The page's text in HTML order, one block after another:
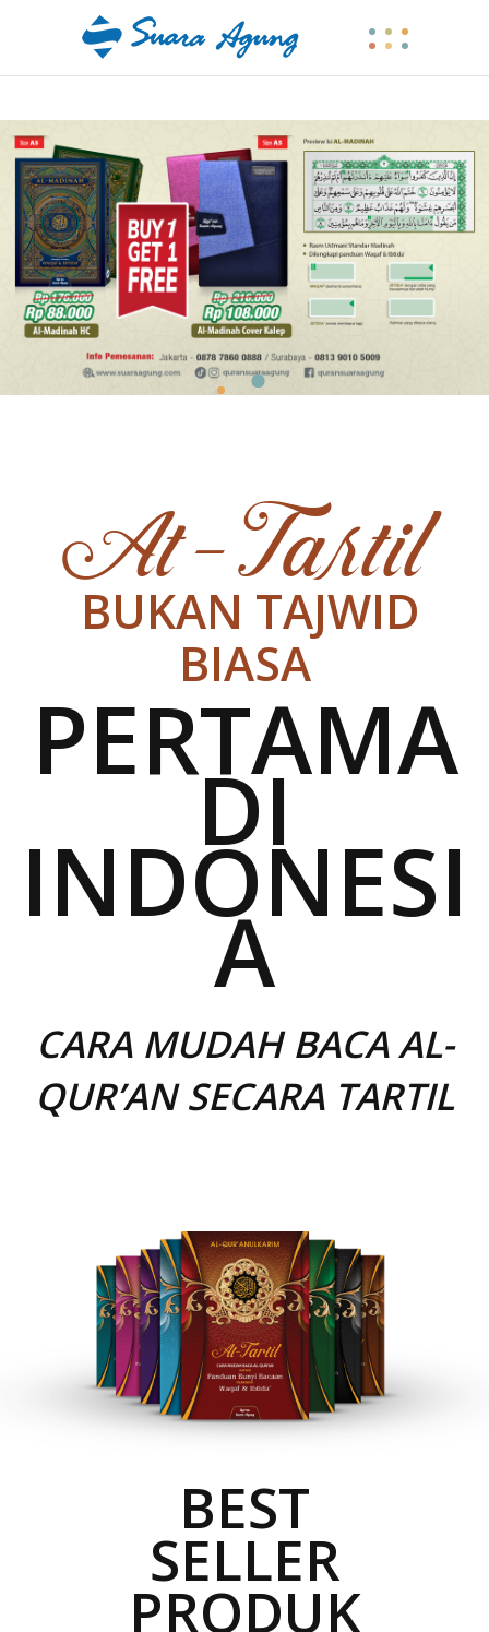
At – Tartil
BUKAN TAJWID
BIASA
PERTAMA
DI
INDONESI
A
CARA MUDAH BACA AL-
QUR’AN SECARA TARTIL
BEST
SELLER
PRODUK